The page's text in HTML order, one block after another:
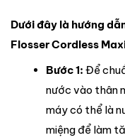
Dưới đây là hướng
Flosser Cordless
Bước 1: Để
nước vào thân
máy có thể là
miệng để làm